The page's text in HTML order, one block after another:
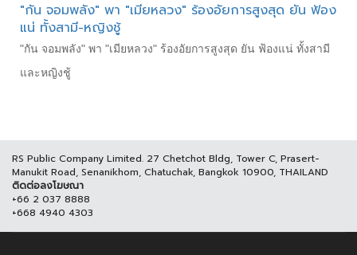
"กัน จอมพลัง" พา "เมียหลวง" ร้องอัยการสูงสุด ยัน ฟ้อง
แน่ ทั้งสามี-หญิงชู้
"กัน จอมพลัง" พา "เมียหลวง" ร้องอัยการสูงสุด ยัน ฟ้องแน่ ทั้งสามี
และหญิงชู้
RS Public Company Limited. 27 Chetchot Bldg, Tower C, Prasert-
Manukit Road, Senanikhom, Chatuchak, Bangkok 10900, THAILAND
ติดต่อลงโฆษณา
+66 2 037 8888
+668 4940 4303